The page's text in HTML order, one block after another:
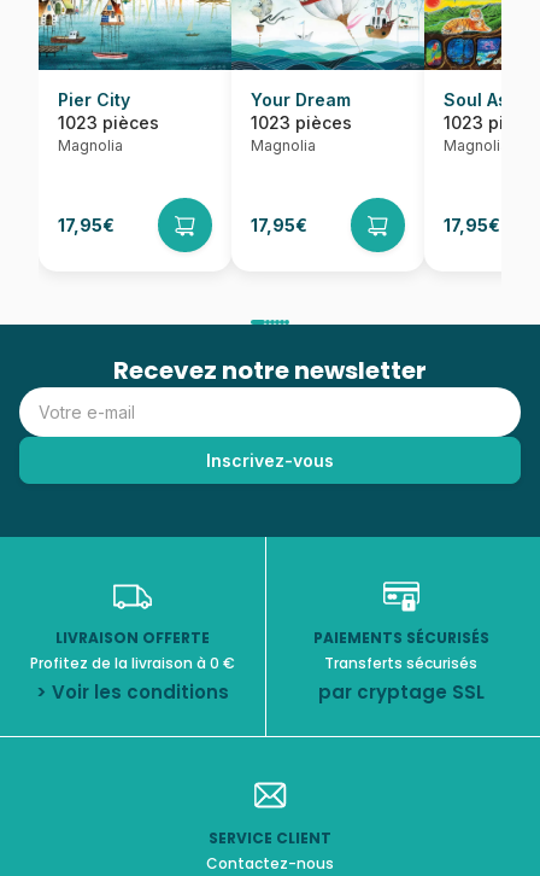
Pier City
1023 pièces
Magnolia
17,95€
Your Dream
1023 pièces
Magnolia
17,95€
Soul
1023
Magnolia
17,95€
Recevez notre newsletter
LIVRAISON OFFERTE
Profitez de la livraison à 0 €
> Voir les conditions
PAIEMENTS SÉCURISÉS
Transferts sécurisés
par cryptage SSL
SERVICE CLIENT
Contactez-nous